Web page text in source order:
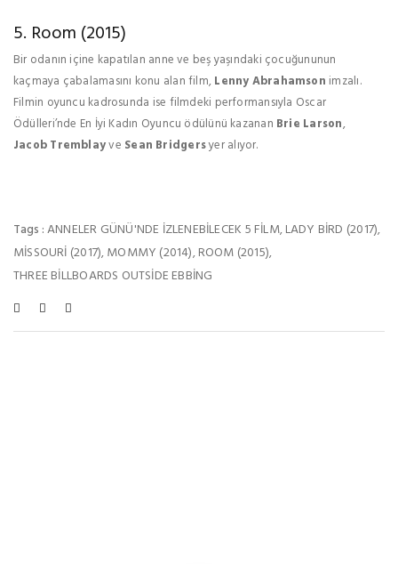
5. Room (2015)
Bir odanın içine kapatılan anne ve beş yaşındaki çocuğununun
kaçmaya çabalamasını konu alan film,Lenny Abrahamson imzalı.
Filmin oyuncu kadrosunda ise filmdeki performansıyla Oscar
Ödülleri’nde En İyi Kadın Oyuncu ödülünü kazanan Brie Larson,
Jacob Tremblayve Sean Bridgersyer alıyor.
Tags :ANNELER GÜNÜ'NDE IZLENEBILECEK 5 FILM,LADY BIRD (2017),
MISSOURI (2017),MOMMY (2014),ROOM (2015),
THREE BILLBOARDS OUTSIDE EBBING